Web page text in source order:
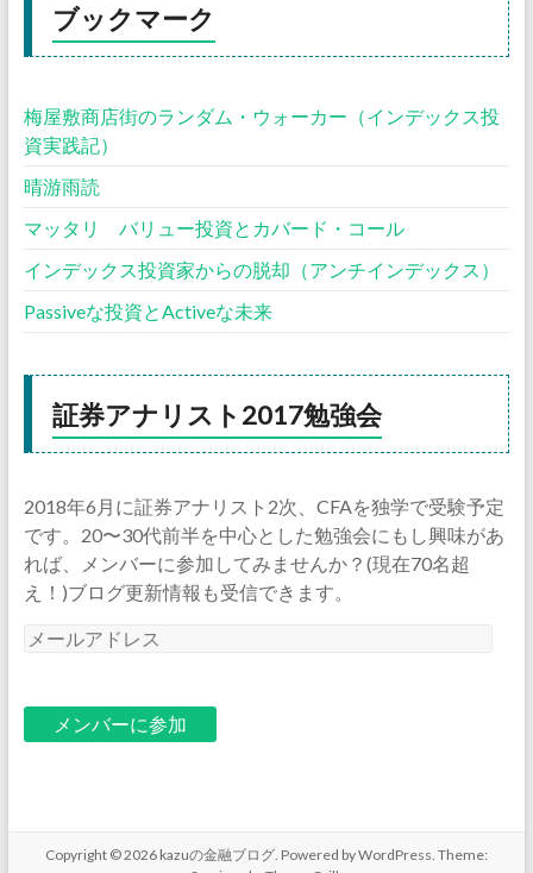
ブックマーク
梅屋敷商店街のランダム・ウォーカー（インデックス投
資実践記）
晴游雨読
マッタリ バリュー投資とカバード・コール
インデックス投資家からの脱却（アンチインデックス）
Passiveな投資とActiveな未来
証券アナリスト2017勉強会
2018年6月に証券アナリスト2次、CFAを独学で受験予定
です。20〜30代前半を中心とした勉強会にもし興味があ
れば、メンバーに参加してみませんか？(現在70名超
え！)ブログ更新情報も受信できます。
メ
Copyright © 2026 kazuの金融ブログ. Powered byWordPress. Theme: